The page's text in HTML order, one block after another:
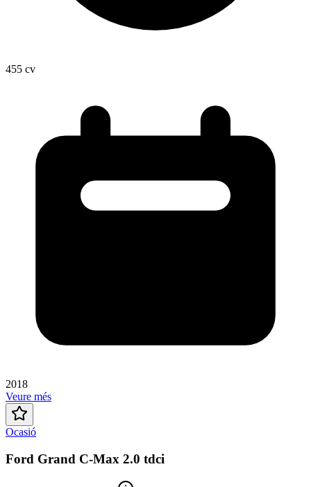
455 cv
2018
Veure més
Ocasió
Ford Grand C-Max 2.0 tdci